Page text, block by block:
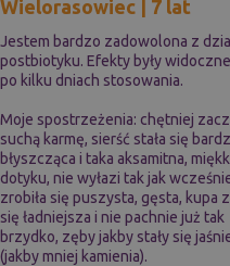
Wielorasowiec | 7 lat
Jestem bardzo zadowolona z
postbiotyku. Efekty były
po kilku dniach stosowania.
Moje spostrzeżenia: chętniej
suchą karmę, sierść stała się
błyszcząca i taka aksamitna,
dotyku, nie wyłazi tak jak
zrobiła się puszysta, gęsta, kupa
się ładniejsza i nie pachnie już tak
brzydko, zęby jakby stały się
(jakby mniej kamienia).